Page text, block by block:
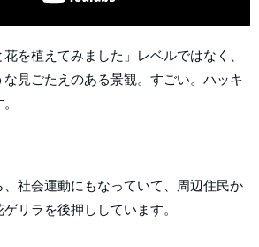
を植えてみました」レベルではなく、
見ごたえのある景観。すごい。ハッキ
社会運動にもなっていて、周辺住民か
リラを後押ししています。